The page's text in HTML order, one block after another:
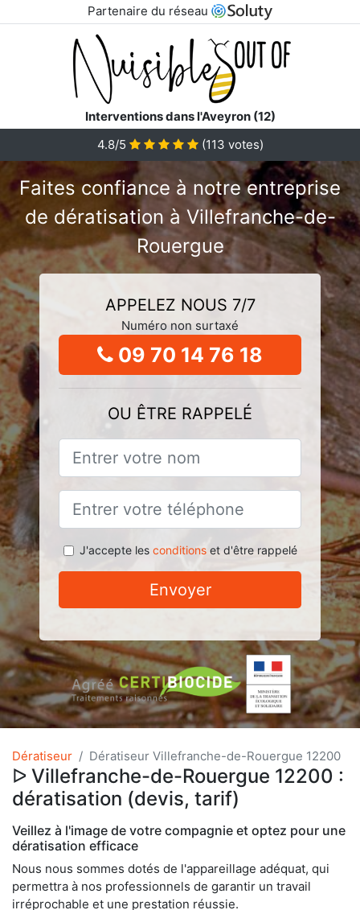
Partenaire du réseau
Interventions dans l'Aveyron (12)
4.8/5
(113 votes)
Faites confiance à notre entreprise
de dératisation à Villefranche-de-
Rouergue
APPELEZ NOUS 7/7
Numéro non surtaxé
09 70 14 76 18
OU ÊTRE RAPPELÉ
J'accepte les conditionset d'être rappelé
Envoyer
Dératiseur Dératiseur Villefranche-de-Rouergue 12200
ᐅ Villefranche-de-Rouergue 12200 :
dératisation (devis, tarif)
Veillez à l'image de votre compagnie et optez pour une
dératisation efficace
Nous nous sommes dotés de l'appareillage adéquat, qui
permettra à nos professionnels de garantir un travail
irréprochable et une prestation réussie.